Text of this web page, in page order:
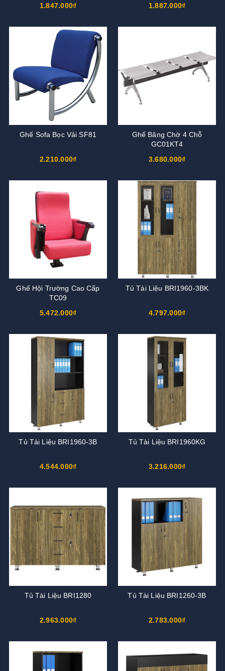
1.847.000₫
1.887.000₫
Ghế Sofa Bọc Vải SF81
2.210.000₫
Ghế Băng Chờ 4 Chỗ
GC01KT4
3.680.000₫
Ghế Hội Trường Cao Cấp
TC09
5.472.000₫
Tủ Tài Liệu BRI1960-3BK
4.797.000₫
Tủ Tài Liệu BRI1960-3B
4.544.000₫
Tủ Tài Liệu BRI1960KG
3.216.000₫
Tủ Tài Liệu BRI1280
2.963.000₫
Tủ Tài Liệu BRI1260-3B
2.783.000₫